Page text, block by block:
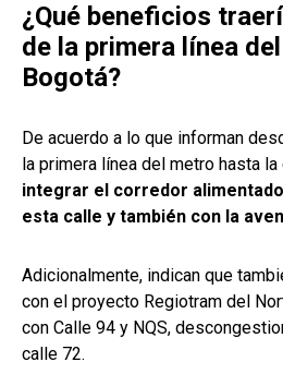
¿Qué beneficios
de la primera línea
Bogotá?
De acuerdo a lo que informan
la primera línea del metro hasta
integrar el corredor
esta calle y también con la
Adicionalmente, indican que
con el proyecto Regiotram del
con Calle 94 y NQS,
calle 72.